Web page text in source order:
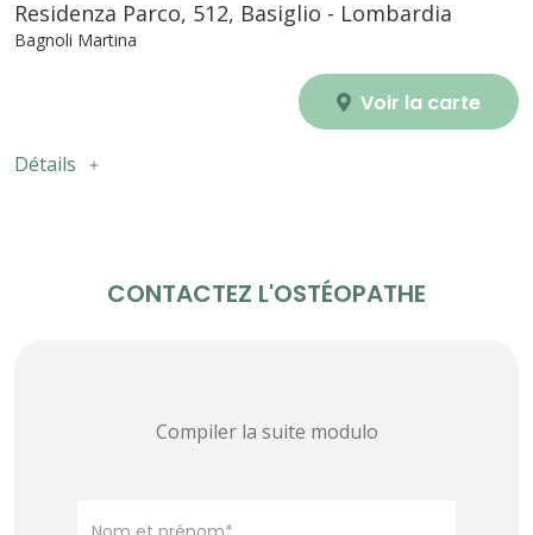
Residenza Parco, 512, Basiglio - Lombardia
Bagnoli Martina
Voir la carte
Détails
CONTACTEZ L'OSTÉOPATHE
Compiler la suite modulo